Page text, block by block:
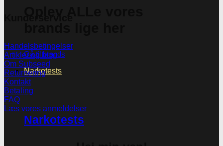
Gå til brands
Narkotests
Narkotests
Handelsbetingelser
Artikler og blog
Om Subseed
Returnering
Kontakt
Betaling
FAQ
Læs vores anmeldelser